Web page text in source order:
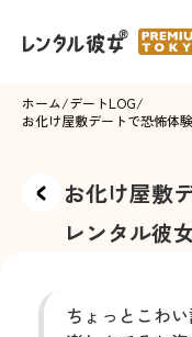
ホーム/デートLOG/
お化け屋敷デートで恐怖体験
お化け屋敷
レンタル彼
ちょっとこわ